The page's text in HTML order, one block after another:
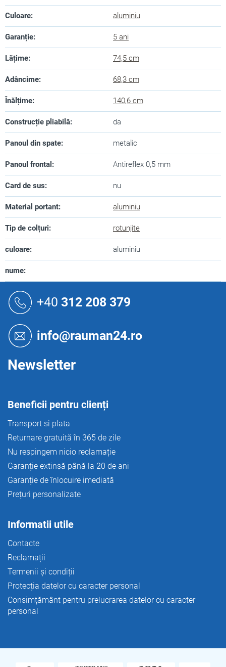
Culoare: aluminiu
Garanție: 5 ani
Lățime: 74,5 cm
Adâncime: 68,3 cm
Înălțime: 140,6 cm
Construcție pliabilă: da
Panoul din spate: metalic
Panoul frontal : Antireflex 0,5 mm
Card de sus: nu
Material portant: aluminiu
Tip de colțuri: rotunjite
culoare: aluminiu
nume:
+40 312 208 379
info@rauman24.ro
Newsletter
Beneficii pentru clienți
Transport si plata
Returnare gratuită în 365 de zile
Nu respingem nicio reclamație
Garanție extinsă până la 20 de ani
Garanție de înlocuire imediată
Prețuri personalizate
Informatii utile
Contacte
Reclamații
Termenii și condiții
Protecția datelor cu caracter personal
Consimțământ pentru prelucrarea datelor cu caracter
personal